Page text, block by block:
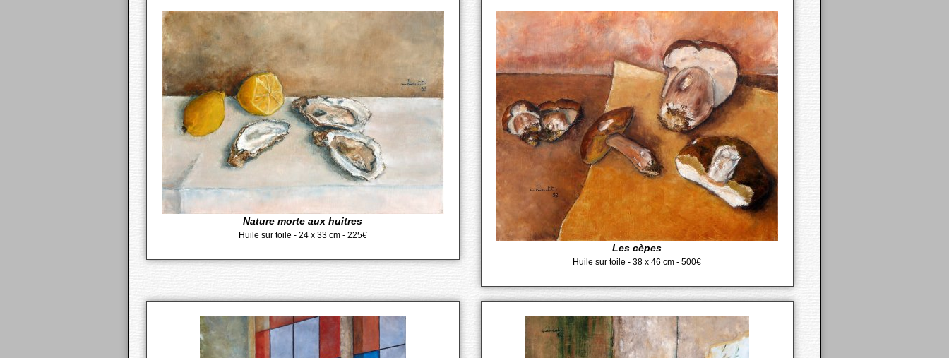
Nature morte aux huitres
Huile sur toile - 24 x 33 cm - 225€
Les cèpes
Huile sur toile - 38 x 46 cm - 500€